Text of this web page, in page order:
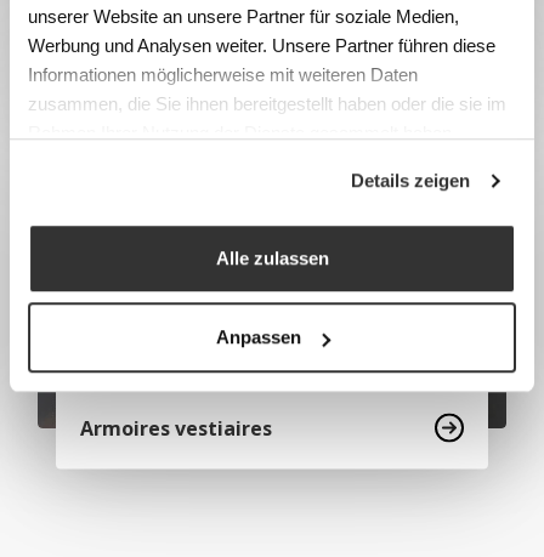
unserer Website an unsere Partner für soziale Medien,
Werbung und Analysen weiter. Unsere Partner führen diese
Informationen möglicherweise mit weiteren Daten
zusammen, die Sie ihnen bereitgestellt haben oder die sie im
Details zeigen
Alle zulassen
Anpassen
Porte-parapluies et porte-
parapluies muraux
Armoires vestiaires